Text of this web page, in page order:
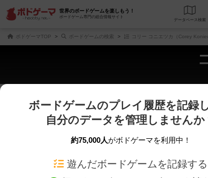
世界のボードゲームを楽しもう！
ボードゲーム専門の総合情報サイト
データ
ボドゲーマTOP ボードゲームの検索 コリー コニエツカ（Corey
じっくり表示
商品名、商品説明文、デザイナー名、テーマ名、メカニクス名を対象
ゲームデザイナー名を
ゲームデザイナー
対象年齢を指定します。 世界観
テーマ/
ボードゲームのプレイ履歴を記録し
自分のデータを管理しませんか
約75,000人がボドゲーマを利用中！
遊んだボードゲームを記録する